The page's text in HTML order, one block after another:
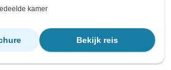
kamer
Bekijk reis